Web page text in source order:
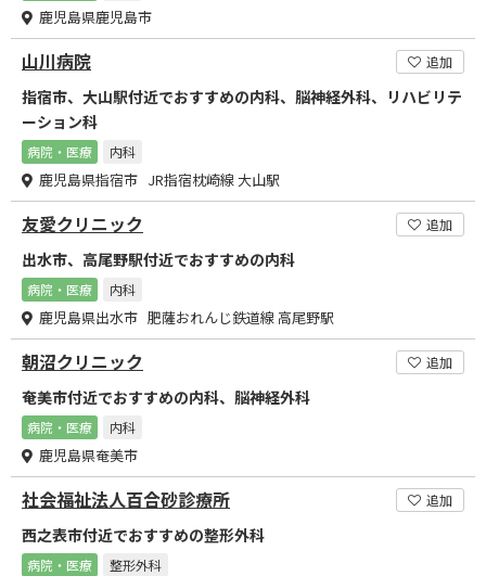
鹿児島県鹿児島市
山川病院 追加
指宿市、大山駅付近でおすすめの内科、脳神経外科、リハビリテ
ーション科
病院・医療 内科
鹿児島県指宿市 JR指宿枕崎線 大山駅
友愛クリニック 追加
出水市、高尾野駅付近でおすすめの内科
病院・医療 内科
鹿児島県出水市 肥薩おれんじ鉄道線 高尾野駅
朝沼クリニック 追加
奄美市付近でおすすめの内科、脳神経外科
病院・医療 内科
鹿児島県奄美市
社会福祉法人百合砂診療所 追加
西之表市付近でおすすめの整形外科
病院・医療 整形外科